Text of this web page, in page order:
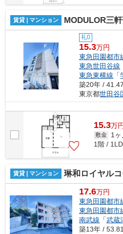
賃貸 | マンション MODULOR三
礼0
15.3万円
東急田園都市
東急世田谷線
東急東横線 「
築20年 /
東京都世田谷
15.3万円
敷金 1ヶ
1階 /
賃貸 | マンション 琳和ロイヤルコ
17.6万円
東急田園都市
東急田園都市
南武線 「武蔵
築13年 /